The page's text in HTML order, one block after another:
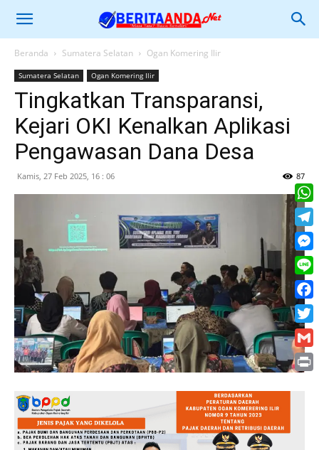
Beranda Sumatera Selatan Ogan Komering Ilir
Sumatera Selatan Ogan Komering Ilir
Tingkatkan Transparansi,
Kejari OKI Kenalkan Aplikasi
Pengawasan Dana Desa
Kamis, 27 Feb 2025, 16 : 06 87
Line